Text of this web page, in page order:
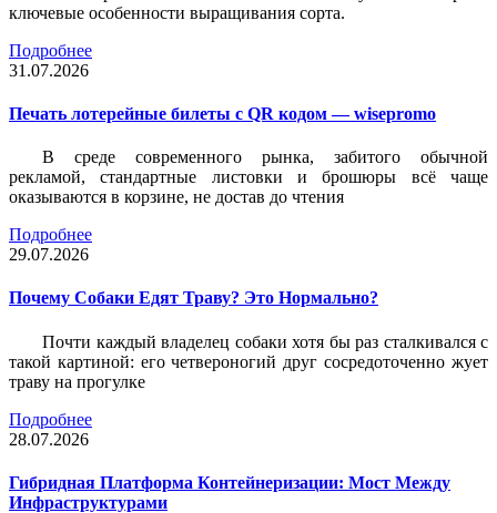
ключевые особенности выращивания сорта.
Подробнее
31.07.2026
Печать лотерейные билеты c QR кодом — wisepromo
В среде современного рынка, забитого обычной
рекламой, стандартные листовки и брошюры всё чаще
оказываются в корзине, не достав до чтения
Подробнее
29.07.2026
Почему Собаки Едят Траву? Это Нормально?
Почти каждый владелец собаки хотя бы раз сталкивался с
такой картиной: его четвероногий друг сосредоточенно жует
траву на прогулке
Подробнее
28.07.2026
Гибридная Платформа Контейнеризации: Мост Между
Инфраструктурами